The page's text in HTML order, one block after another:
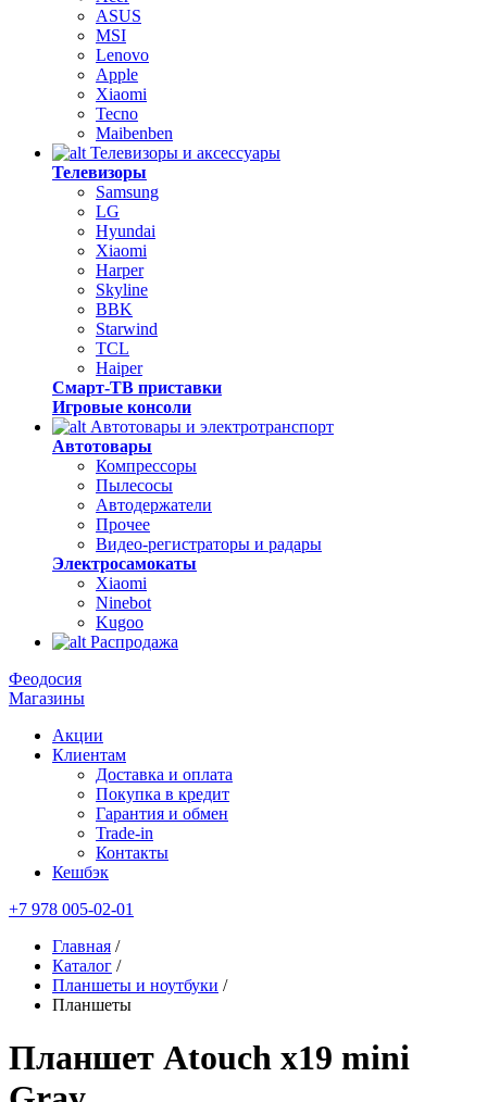
ASUS
MSI
Lenovo
Apple
Xiaomi
Tecno
Maibenben
Телевизоры и аксессуары
Телевизоры
Samsung
LG
Hyundai
Xiaomi
Harper
Skyline
BBK
Starwind
TCL
Haiper
Смарт-ТВ приставки
Игровые консоли
Автотовары и электротранспорт
Автотовары
Компрессоры
Пылесосы
Автодержатели
Прочее
Видео-регистраторы и радары
Электросамокаты
Xiaomi
Ninebot
Kugoo
Распродажа
Феодосия
Магазины
Акции
Клиентам
Доставка и оплата
Покупка в кредит
Гарантия и обмен
Trade-in
Контакты
Кешбэк
+7 978 005-02-01
Главная /
Каталог /
Планшеты и ноутбуки /
Планшеты
Планшет Atouch x19 mini